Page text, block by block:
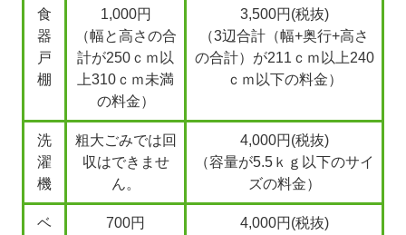
食
器
戸
棚
1,000円
（幅と高さの合
計が250ｃｍ以
上310ｃｍ未満
の料金）
3,500円(税抜)
（3辺合計（幅+奥行+高さ
の合計）が211ｃｍ以上240
ｃｍ以下の料金）
洗
濯
機
粗大ごみでは回
収はできませ
ん。
4,000円(税抜)
（容量が5.5ｋｇ以下のサイ
ズの料金）
ベ
700円
4,000円(税抜)